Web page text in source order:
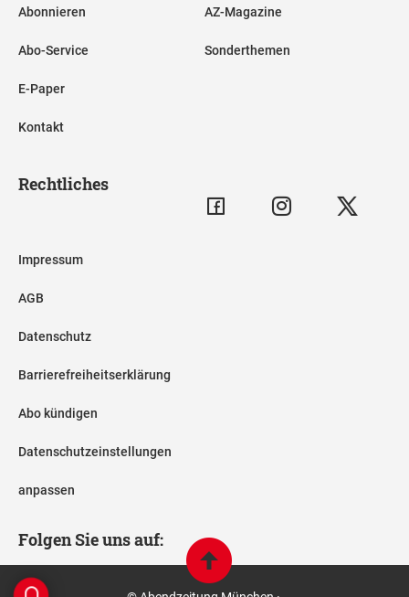
Abonnieren
Abo-Service
E-Paper
Kontakt
AZ-Magazine
Sonderthemen
Rechtliches
Impressum
AGB
Datenschutz
Barrierefreiheitserklärung
Abo kündigen
Datenschutzeinstellungen
anpassen
Folgen Sie uns auf: